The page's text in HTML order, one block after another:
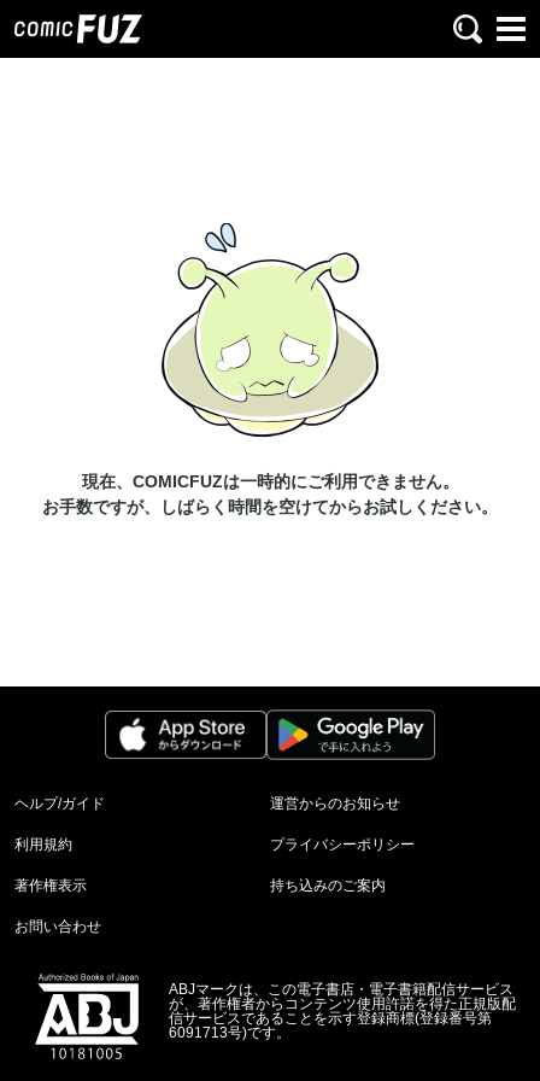
現在、COMICFUZは一時的にご利用できません。
お手数ですが、しばらく時間を空けてからお試しください。
ヘルプ/ガイド 運営からのお知らせ
利用規約 プライバシーポリシー
著作権表示 持ち込みのご案内
お問い合わせ
ABJマークは、この電子書店・電子書籍配信サービス
が、著作権者からコンテンツ使用許諾を得た正規版配
信サービスであることを示す登録商標(登録番号第
6091713号)です。